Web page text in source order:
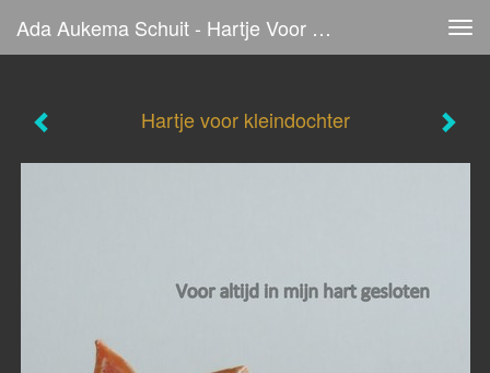
Ada Aukema Schuit - Hartje Voor Kleindochter
Hartje voor kleindochter